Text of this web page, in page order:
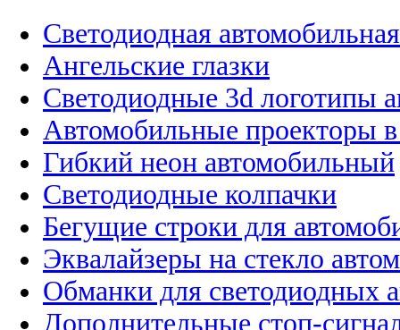
Светодиодная
Ангельские глазки
Светодиодные 3d логотипы
Автомобильные проекторы
Гибкий неон автомобильный
Светодиодные колпачки
Бегущие строки для
Эквалайзеры на стекло
Обманки для светодиодных
Дополнительные стоп-